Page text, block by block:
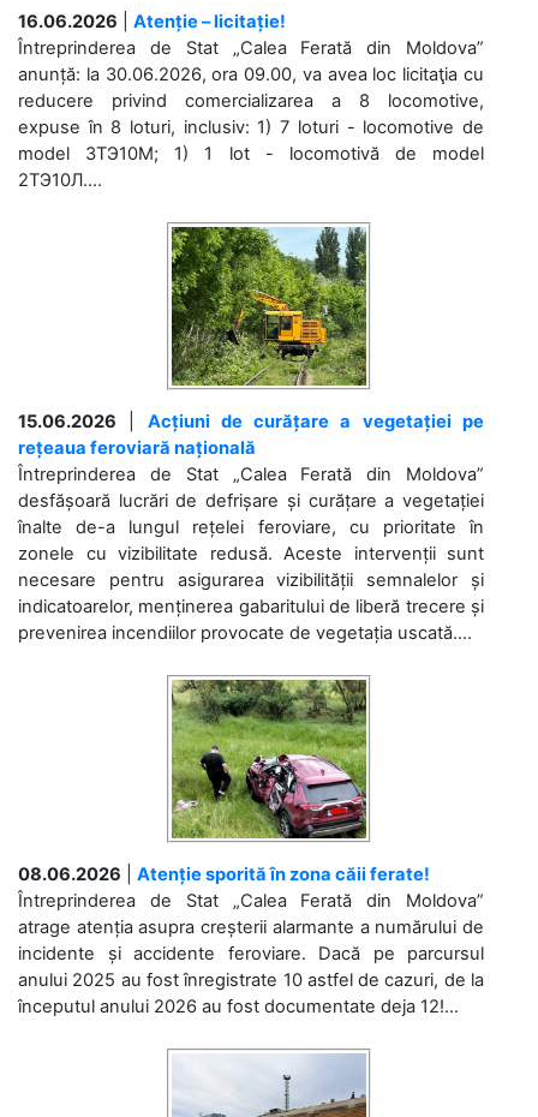
16.06.2026
Atenție – licitație!
Întreprinderea de Stat „Calea Ferată din Moldova”
anunță: la 30.06.2026, ora 09.00, va avea loc licitaţia cu
reducere privind comercializarea a 8 locomotive,
expuse în 8 loturi, inclusiv: 1) 7 loturi - locomotive de
model 3ТЭ10М; 1) 1 lot - locomotivă de model
2ТЭ10Л....
15.06.2026
Acțiuni de curățare a vegetației pe
rețeaua feroviară națională
Întreprinderea de Stat „Calea Ferată din Moldova”
desfășoară lucrări de defrișare și curățare a vegetației
înalte de-a lungul rețelei feroviare, cu prioritate în
zonele cu vizibilitate redusă. Aceste intervenții sunt
necesare pentru asigurarea vizibilității semnalelor și
indicatoarelor, menținerea gabaritului de liberă trecere și
prevenirea incendiilor provocate de vegetația uscată....
08.06.2026
Atenție sporită în zona căii ferate!
Întreprinderea de Stat „Calea Ferată din Moldova”
atrage atenția asupra creșterii alarmante a numărului de
incidente și accidente feroviare. Dacă pe parcursul
anului 2025 au fost înregistrate 10 astfel de cazuri, de la
începutul anului 2026 au fost documentate deja 12!...